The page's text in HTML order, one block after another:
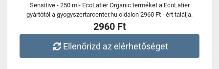
Sensitive - 250 ml- EcoLatier Organic terméket a EcoLatier
gyártótól a gyogyszertarcenter.hu oldalon 2960 Ft - ért találja.
2960 Ft
Ellenőrizd az elérhetőséget